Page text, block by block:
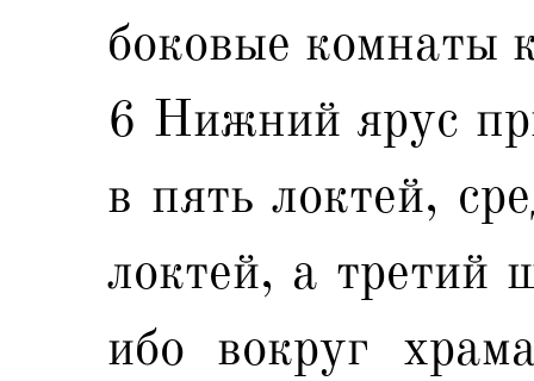
боковые комнаты
6 Нижний ярус
в пять локтей,
локтей, а третий
ибо вокруг